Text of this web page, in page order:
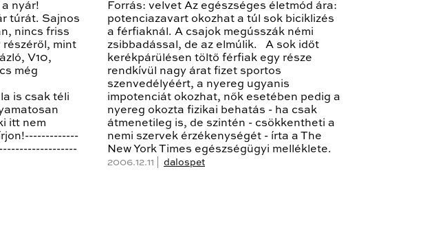
nyár!
túrát. Sajnos
nincs friss
részéről, mint
V10,
még
is csak téli
itt nem
Forrás: velvet Az egészséges életmód ára:
potenciazavart okozhat a túl sok biciklizés
a férfiaknál. A csajok megússzák némi
zsibbadással, de az elmúlik. A sok időt
kerékpárülésen töltő férfiak egy része
rendkívül nagy árat fizet sportos
szenvedélyéért, a nyereg ugyanis
impotenciát okozhat, nők esetében pedig a
nyereg okozta fizikai behatás - ha csak
átmenetileg is, de szintén - csökkentheti a
nemi szervek érzékenységét - írta a The
New York Times egészségügyi melléklete.
2006.12.11 | dalospet